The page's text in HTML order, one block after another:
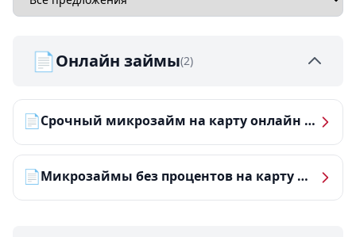
📄Онлайн займы(2)
📄 Срочный микрозайм на карту онлайн — получить деньги за 5 минут
📄 Микрозаймы без процентов на карту — ТОП-10 за 2026 год